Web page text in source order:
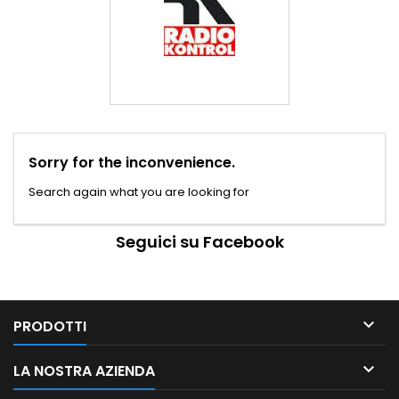
Sorry for the inconvenience.
Search again what you are looking for
Seguici su Facebook
PRODOTTI 
LA NOSTRA AZIENDA 